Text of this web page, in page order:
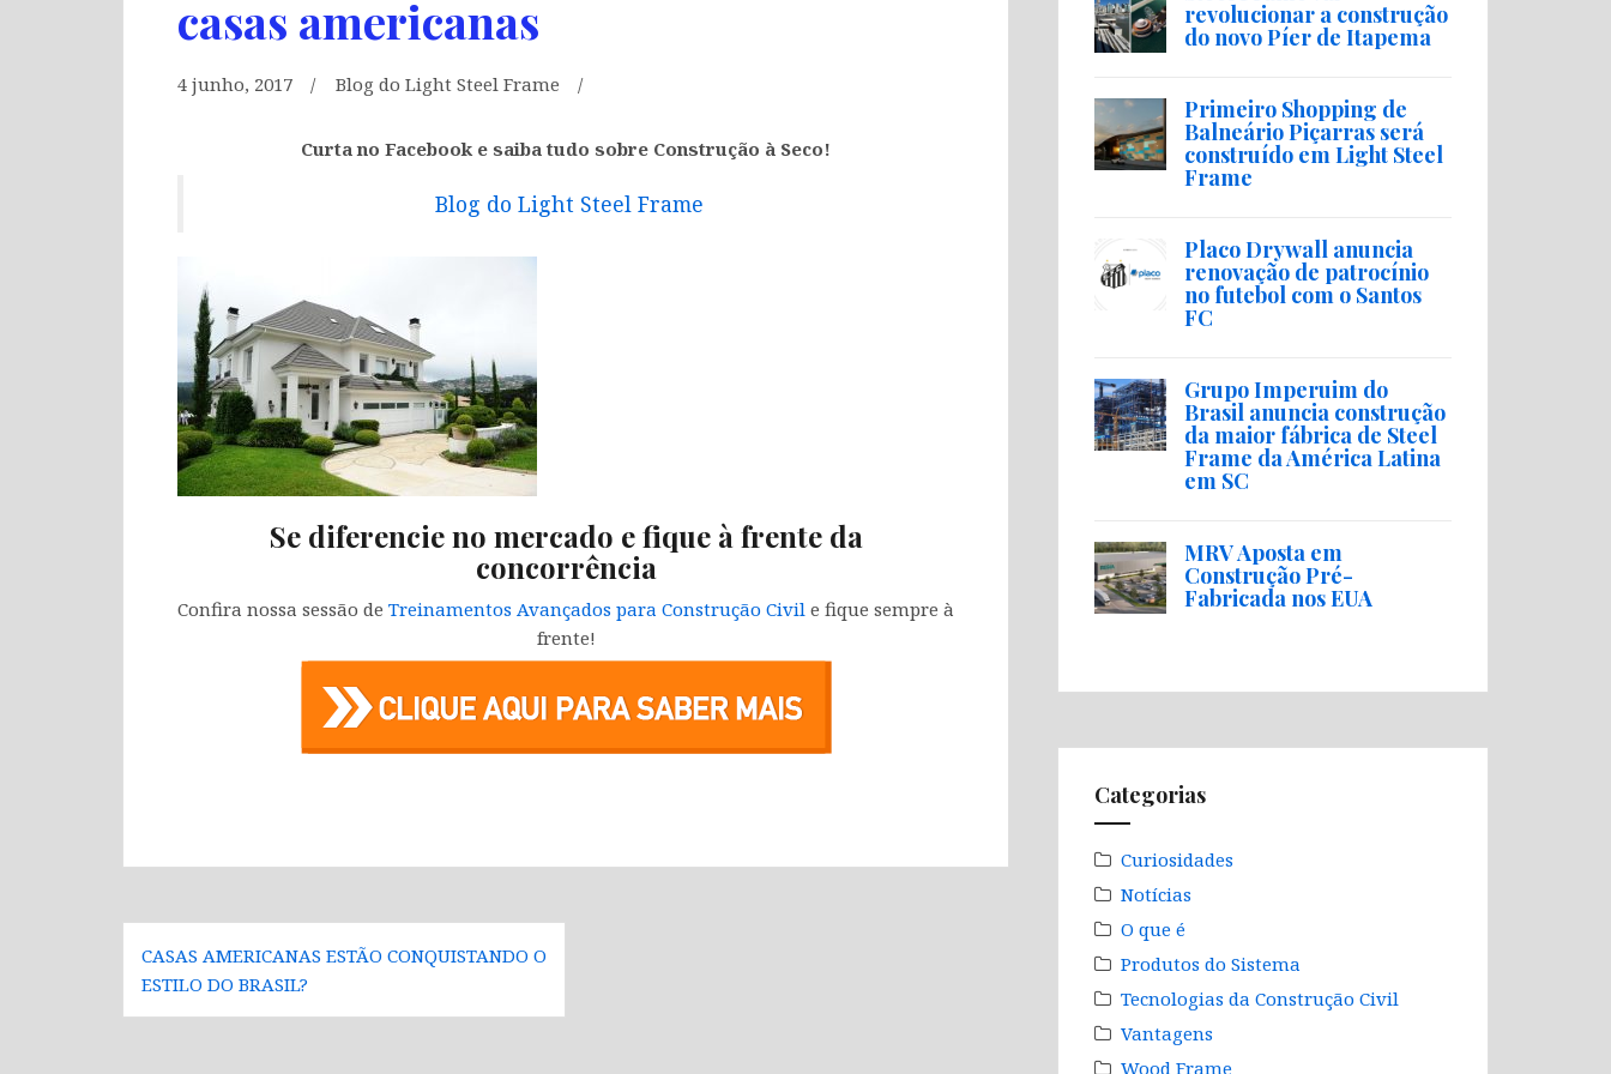
casas americanas
4 junho, 2017 Blog do Light Steel Frame
Curta no Facebook e saiba tudo sobre Construção à Seco!
Blog do Light Steel Frame
Se diferencie no mercado e fique à frente da
concorrência
Confira nossa sessão de Treinamentos Avançados para Construção Civil e fique sempre à
frente!
Navegação
de
Post
CASAS AMERICANAS ESTÃO CONQUISTANDO O
ESTILO DO BRASIL?
revolucionar a construção
do novo Píer de Itapema
Primeiro Shopping de
Balneário Piçarras será
construído em Light Steel
Frame
Placo Drywall anuncia
renovação de patrocínio
no futebol com o Santos
FC
Grupo Imperuim do
Brasil anuncia construção
da maior fábrica de Steel
Frame da América Latina
em SC
MRV Aposta em
Construção Pré-
Fabricada nos EUA
Categorias
Curiosidades
Notícias
O que é
Produtos do Sistema
Tecnologias da Construção Civil
Vantagens
Wood Frame